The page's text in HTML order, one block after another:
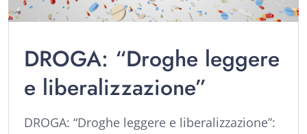
DROGA: “Droghe leggere
e liberalizzazione”
DROGA: “Droghe leggere e liberalizzazione”: